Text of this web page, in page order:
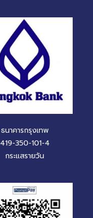
ธนาคารกรุงเทพ
419-350-101-4
กระแสรายวัน